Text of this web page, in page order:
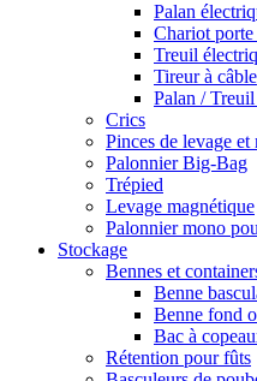
Palan
Chariot porte
Treuil
Tireur à câble
Palan /
Crics
Pinces de levage et
Palonnier Big-Bag
Trépied
Levage magnétique
Palonnier mono
Stockage
Bennes et
Benne
Benne fond
Bac à
Rétention pour fûts